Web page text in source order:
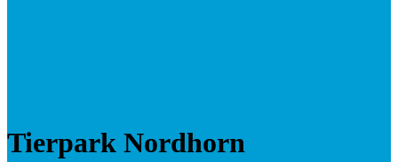
Tierpark Nordhorn